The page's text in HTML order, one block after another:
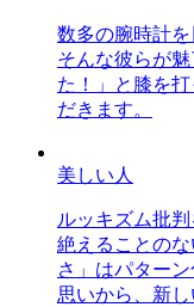
数多の腕時計を
そんな彼らが
た！」と膝を
だきます。
美しい人
ルッキズム批
絶えることの
さ」はパター
思いから、新